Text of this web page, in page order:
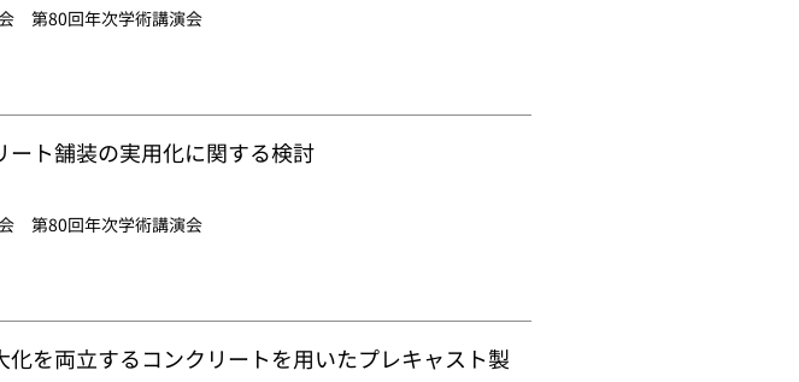
第80回年次学術講演会
ート舗装の実用化に関する検討
第80回年次学術講演会
化を両立するコンクリートを用いたプレキャスト製